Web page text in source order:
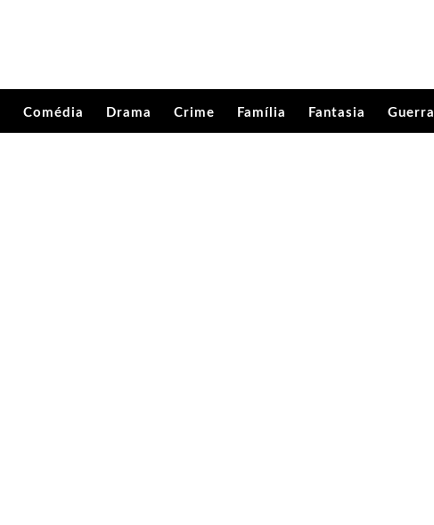
Comédia Drama Crime Família Fantasia Guerra